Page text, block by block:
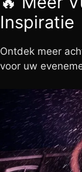
Inspiratie
Ontdek meer
voor uw